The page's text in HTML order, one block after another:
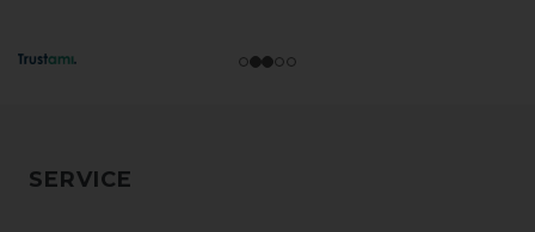
SERVICE